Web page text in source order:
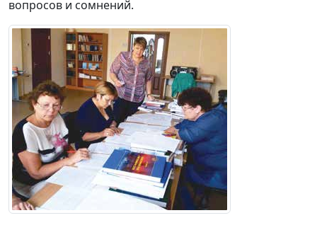
вопросов и сомнений.